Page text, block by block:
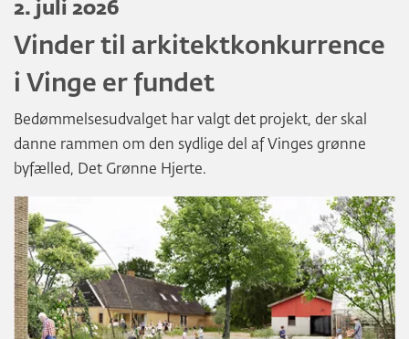
2. juli 2026
Vinder til arkitektkonkurrence
i Vinge er fundet
Bedømmelsesudvalget har valgt det projekt, der skal
danne rammen om den sydlige del af Vinges grønne
byfælled, Det Grønne Hjerte.